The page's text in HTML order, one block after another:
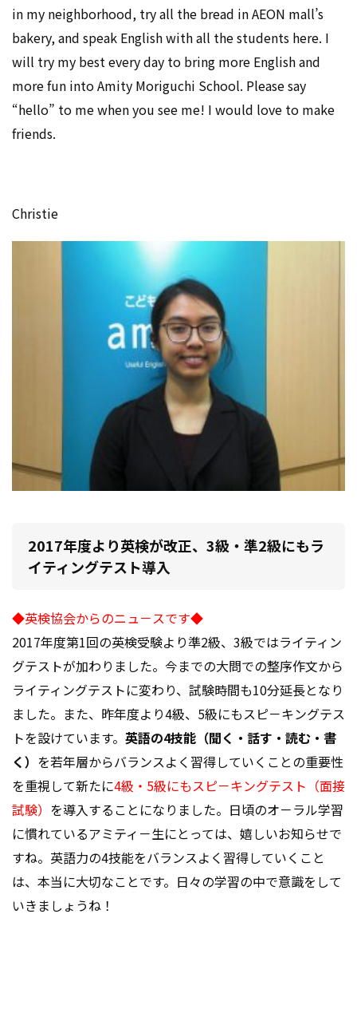
in my neighborhood, try all the bread in AEON mall’s
bakery, and speak English with all the students here. I
will try my best every day to bring more English and
more fun into Amity Moriguchi School. Please say
“hello” to me when you see me! I would love to make
friends.
Christie
2017年度より英検が改正、3級・準2級にもラ
イティングテスト導入
◆英検協会からのニュ－スです◆
2017年度第1回の英検受験より準2級、3級ではライティン
グテストが加わりました。今までの大問での整序作文から
ライティングテストに変わり、試験時間も10分延長となり
ました。また、昨年度より4級、5級にもスピ－キングテス
トを設けています。 英語の4技能（聞く・話す・読む・書
く） を若年層からバランスよく習得していくことの重要性
を重視して新たに4級・5級にもスピ－キングテスト（面接
試験） を導入することになりました。日頃のオ－ラル学習
に慣れているアミティ－生にとっては、嬉しいお知らせで
すね。英語力の4技能をバランスよく習得していくこと
は、本当に大切なことです。日々の学習の中で意識をして
いきましょうね！